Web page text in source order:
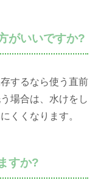
がいいですか?
するなら使う直前
場合は、水けをし
くくなります。
すか?